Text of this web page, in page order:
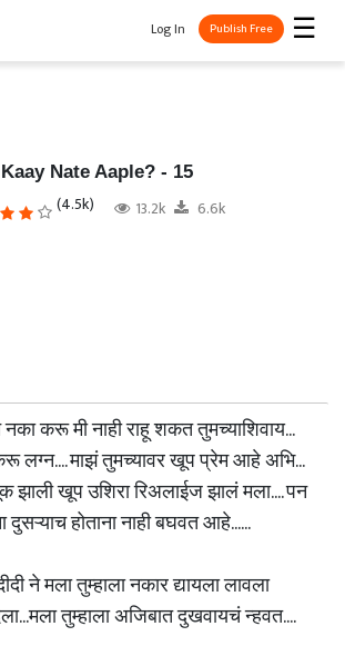
☰
Log In Publish Free
Kaay Nate Aaple? - 15
(4.5k) 13.2k 6.6k
करू मी नाही राहू शकत तुमच्याशिवाय...
लग्न.... माझं तुमच्यावर खूप प्रेम आहे अभि...
झाली खूप उशिरा रिअलाईज झालं मला.... पन
दुसऱ्याच होताना नाही बघवत आहे......
ने मला तुम्हाला नकार द्यायला लावला
तुम्हाला अजिबात दुखवायचं न्हवत....